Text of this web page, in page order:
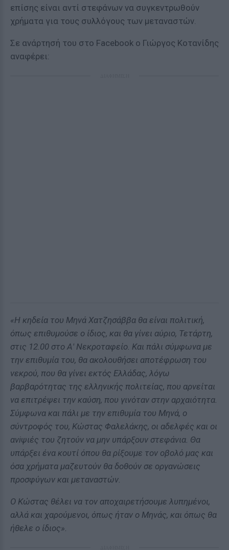
επίσης είναι αντί στεφάνων να συγκεντρωθούν
χρήματα για τους συλλόγους των μεταναστών.
Σε ανάρτησή του στο Facebook o Γιώργος Κοτανίδης
αναφέρει:
«Η κηδεία του Μηνά Χατζησάββα θα είναι πολιτική,
όπως επιθυμούσε ο ίδιος, και θα γίνει αύριο, Τετάρτη,
στις 12.00 στο Α' Νεκροταφείο. Και πάλι σύμφωνα με
την επιθυμία του, θα ακολουθήσει αποτέφρωση του
νεκρού, που θα γίνει εκτός Ελλάδας, λόγω
βαρβαρότητας της ελληνικής πολιτείας, που αρνείται
να επιτρέψει την καύση, που γινόταν στην αρχαιότητα.
Σύμφωνα και πάλι με την επιθυμία του Μηνά, ο
σύντροφός του, Κώστας Φαλελάκης, οι αδελφές και οι
ανiψιές του ζητούν να μην υπάρξουν στεφάνια. Θα
υπάρξει ένα κουτί όπου θα ρίξουμε τον οβολό μας και
όσα χρήματα μαζευτούν θα δοθούν σε οργανώσεις
προσφύγων και μεταναστών.
Ο Κώστας θέλει να τον αποχαιρετήσουμε λυπημένοι,
αλλά και χαρούμενοι, όπως ήταν ο Μηνάς, και όπως θα
ήθελε ο ίδιος».